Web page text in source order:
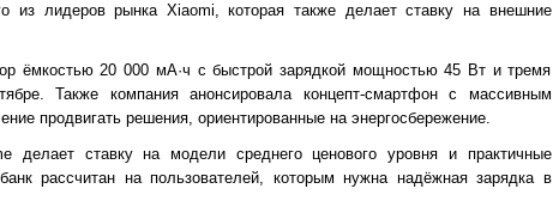
из лидеров рынка Xiaomi, которая также делает ставку на внешние
ёмкостью 20 000 мА·ч с быстрой зарядкой мощностью 45 Вт и тремя
Также компания анонсировала концепт-смартфон с массивным
продвигать решения, ориентированные на энергосбережение.
делает ставку на модели среднего ценового уровня и практичные
рассчитан на пользователей, которым нужна надёжная зарядка в